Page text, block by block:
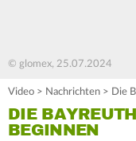
© glomex, 25.07.2024
Video > Nachrichten > Die
DIE
BEGINNEN